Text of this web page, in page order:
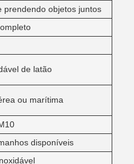
prendendo objetos juntos
de latão
ou marítima
disponíveis